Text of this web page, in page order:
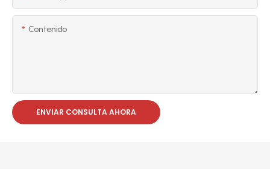
Contenido
ENVIAR CONSULTA AHORA